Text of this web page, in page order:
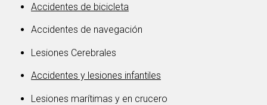
Accidentes de bicicleta
Accidentes de navegación
Lesiones Cerebrales
Accidentes y lesiones infantiles
Lesiones marítimas y en crucero